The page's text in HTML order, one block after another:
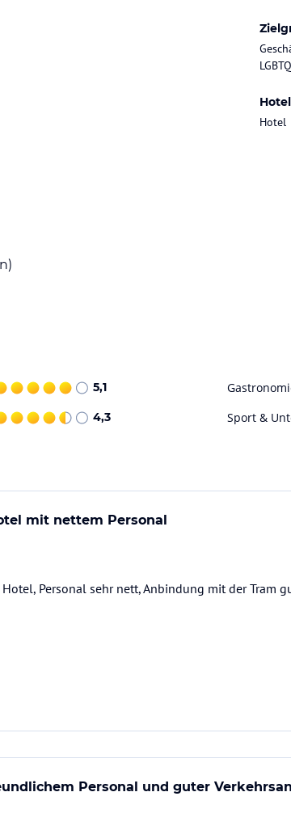
Hotel
5,1
4,3 Sport &
mit nettem Personal
Personal sehr nett, Anbindung mit der Tram
Personal und guter